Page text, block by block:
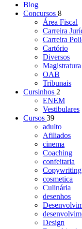
Blog
Concursos 8
Área Fiscal
Carreira
Carreira
Cartório
Diversos
Magistratura
OAB
Tribunais
Cursinhos 2
ENEM
Vestibulares
Cursos 39
adulto
Afiliados
cinema
Coaching
confeitaria
Copywriting
cosmetica
Culinária
desenhos
Design